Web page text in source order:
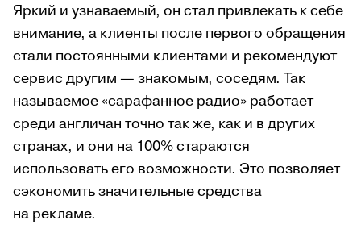
Яркий и узнаваемый, он стал привлекать к себе
внимание, а клиенты после первого обращения
стали постоянными клиентами и рекомендуют
сервис другим — знакомым, соседям. Так
называемое «сарафанное радио» работает
среди англичан точно так же, как и в других
странах, и они на 100% стараются
использовать его возможности. Это позволяет
сэкономить значительные средства
на рекламе.